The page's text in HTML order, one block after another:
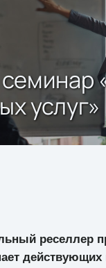
услуг»
реселлер